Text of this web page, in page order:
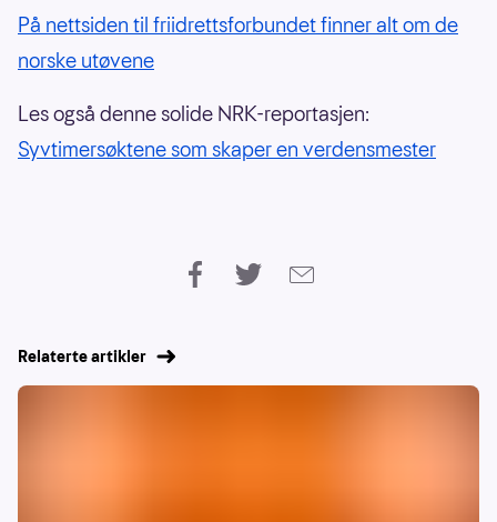
På nettsiden til friidrettsforbundet finner alt om de
norske utøvene
Les også denne solide NRK-reportasjen:
Syvtimersøktene som skaper en verdensmester
Relaterte artikler